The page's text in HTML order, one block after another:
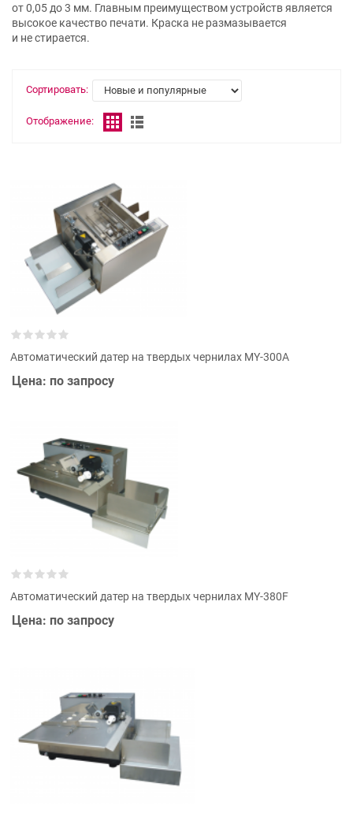
от 0,05 до 3 мм. Главным преимуществом устройств является
высокое качество печати. Краска не размазывается
и не стирается.
Сортировать:
Отображение:
Автоматический датер на твердых чернилах MY-300A
Цена: по запросу
Автоматический датер на твердых чернилах MY-380F
Цена: по запросу